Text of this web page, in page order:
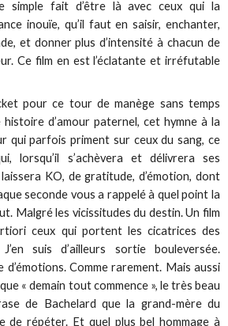
simple fait d’être là avec ceux qui la
inouïe, qu’il faut en saisir, enchanter,
et donner plus d’intensité à chacun de
Ce film en est l’éclatante et irréfutable
pour ce tour de manège sans temps
d’amour paternel, cet hymne à la
qui parfois priment sur ceux du sang, ce
lorsqu’il s’achèvera et délivrera ses
KO, de gratitude, d’émotion, dont
seconde vous a rappelé à quel point la
Malgré les vicissitudes du destin. Un film
ceux qui portent les cicatrices des
suis d’ailleurs sortie bouleversée.
Comme rarement. Mais aussi
« demain tout commence », le très beau
de Bachelard que la grand-mère du
de répéter. Et quel plus bel hommage à